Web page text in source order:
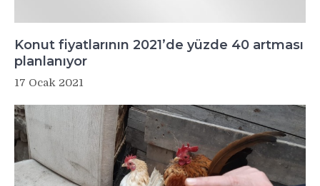
Konut fiyatlarının 2021’de yüzde 40 artması
planlanıyor
17 Ocak 2021